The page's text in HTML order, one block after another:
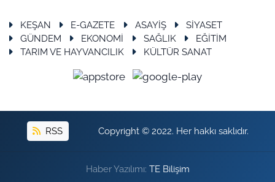
KEŞAN E-GAZETE ASAYİŞ
SİYASET
GÜNDEM
EKONOMİ SAĞLIK
EĞİTİM
TARIM VE HAYVANCILIK
KÜLTÜR SANAT
RSS Copyright © 2022. Her hakkı saklıdır.
Haber Yazılımı: TE Bilişim